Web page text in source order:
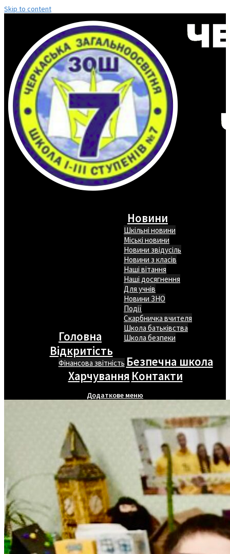
Skip to content
Головна
Новини
Шкільні новини
Міські новини
Новини звідусіль
Новини з класів
Наші вітання
Наші досягнення
Для учнів
Новини ЗНО
Події
Скарбничка вчителя
Школа батьківства
Школа безпеки
Відкритість
Фінансова звітність Безпечна школа
Харчування Контакти
Додаткове меню